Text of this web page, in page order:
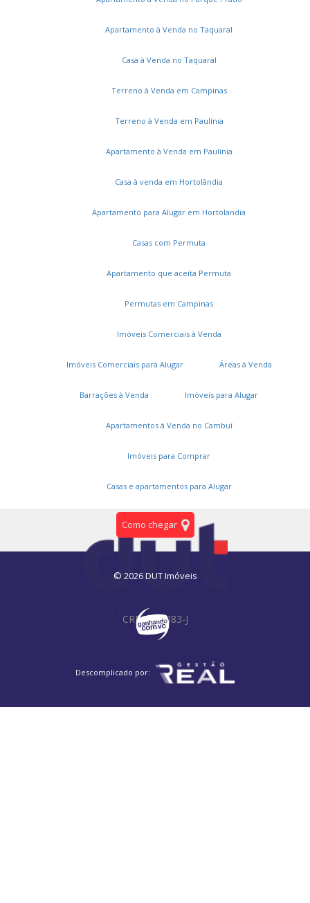
Jardim Reserva Bom Viver de Indaiatuba
Jardim Brasil
Jardim Residencial Dona Maria Candida
Jardim Residencial Viena
Residencial Duas Marias
Apartamento à Venda no Taquaral
Casa à Venda no Taquaral
Terreno à Venda em Campinas
Terreno à Venda em Paulínia
Apartamento à Venda em Paulínia
Casa à venda em Hortolândia
Apartamento para Alugar em Hortolandia
Casas com Permuta
Apartamento que aceita Permuta
Permutas em Campinas
Imóveis Comerciais à Venda
Imóveis Comerciais para Alugar Áreas à Venda
Barrações à Venda Imóveis para Alugar
Apartamentos à Venda no Cambuí
Imóveis para Comprar
Casas e apartamentos para Alugar
CRECI: 35883-J
Cadastre seu imóvel
A DUT Imóveis
Entre em contato
Trabalhe conosco
Área restrita
Gestão Real
R. Augusto César de Andrade, 1531
Como chegar
© 2026 DUT Imóveis
Descomplicado por: